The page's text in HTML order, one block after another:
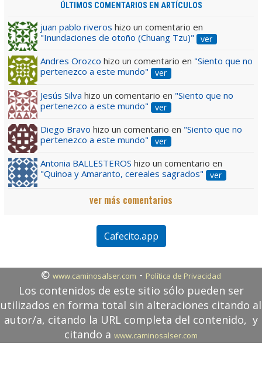
ÚLTIMOS COMENTARIOS EN ARTÍCULOS
juan pablo riveros hizo un comentario en
"Inundaciones de otoño (Chuang Tzu)"
ver
Andres Orozco hizo un comentario en "Siento que no
pertenezco a este mundo"
ver
Jesús Silva hizo un comentario en "Siento que no
pertenezco a este mundo"
ver
Diego Bravo hizo un comentario en "Siento que no
pertenezco a este mundo"
ver
Antonia BALLESTEROS hizo un comentario en
"Quinoa y Amaranto, cereales sagrados"
ver
ver más comentarios
Cafecito.app
© www.caminosalser.com - Política de Privacidad
Los contenidos de este sitio sólo pueden ser
utilizados en forma total sin alteraciones citando al
autor/a, citando la URL completa del contenido, y
citando a www.caminosalser.com